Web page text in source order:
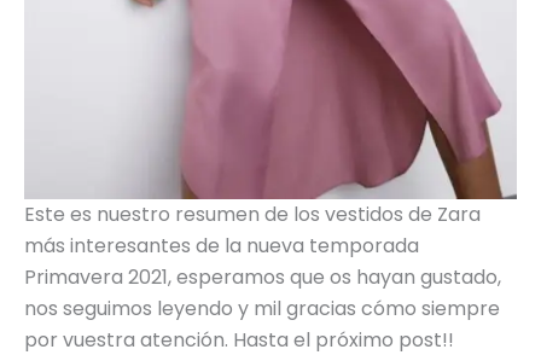
Este es nuestro resumen de los vestidos de Zara
más interesantes de la nueva temporada
Primavera 2021, esperamos que os hayan gustado,
nos seguimos leyendo y mil gracias cómo siempre
por vuestra atención. Hasta el próximo post!!